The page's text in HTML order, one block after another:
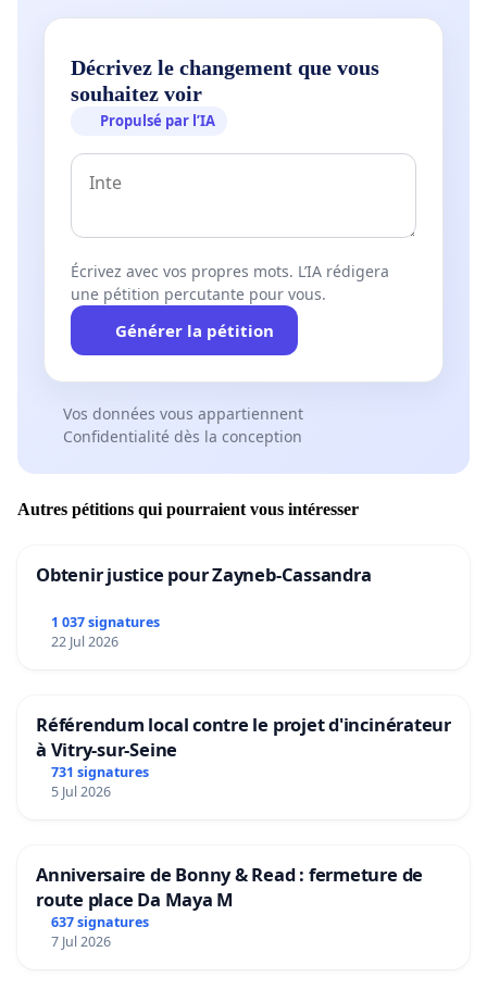
Décrivez le changement que vous
souhaitez voir
Propulsé par l’IA
Écrivez avec vos propres mots. L’IA rédigera
une pétition percutante pour vous.
Générer la pétition
Vos données vous appartiennent
Confidentialité dès la conception
Autres pétitions qui pourraient vous intéresser
Obtenir justice pour Zayneb-Cassandra
1 037 signatures
22 Jul 2026
Référendum local contre le projet d'incinérateur
à Vitry-sur-Seine
731 signatures
5 Jul 2026
Anniversaire de Bonny & Read : fermeture de
route place Da Maya M
637 signatures
7 Jul 2026